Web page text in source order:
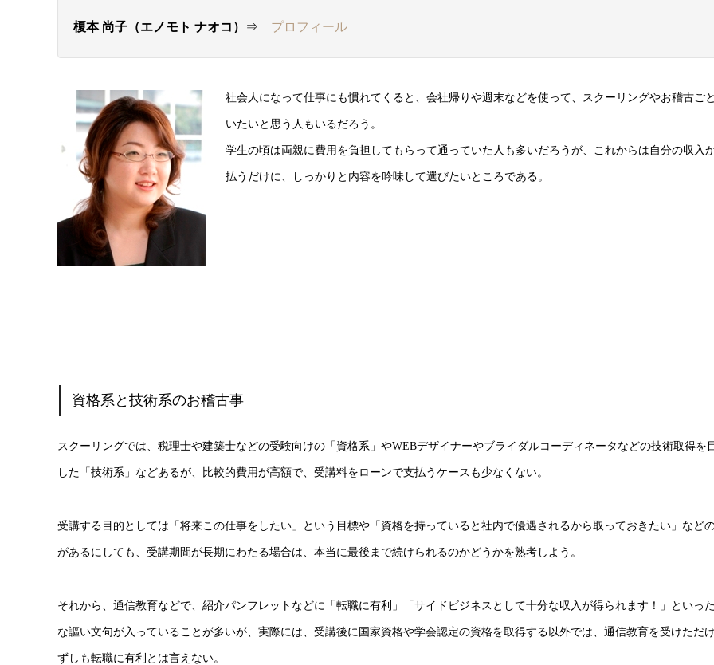
榎本 尚子（エノモト ナオコ） ⇒ プロフィール
社会人になって仕事にも慣れてくると、会社帰りや週末などを使って、スクーリングやお稽古ご
いたいと思う人もいるだろう。
学生の頃は両親に費用を負担してもらって通っていた人も多いだろうが、これからは自分の収入
払うだけに、しっかりと内容を吟味して選びたいところである。
資格系と技術系のお稽古事
スクーリングでは、税理士や建築士などの受験向けの「資格系」やWEBデザイナーやブライダルコーディネータなどの技術取得を
した「技術系」などあるが、比較的費用が高額で、受講料をローンで支払うケースも少なくない。
受講する目的としては「将来この仕事をしたい」という目標や「資格を持っていると社内で優遇されるから取っておきたい」など
があるにしても、受講期間が長期にわたる場合は、本当に最後まで続けられるのかどうかを熟考しよう。
それから、通信教育などで、紹介パンフレットなどに「転職に有利」「サイドビジネスとして十分な収入が得られます！」といっ
な謳い文句が入っていることが多いが、実際には、受講後に国家資格や学会認定の資格を取得する以外では、通信教育を受けただ
ずしも転職に有利とは言えない。